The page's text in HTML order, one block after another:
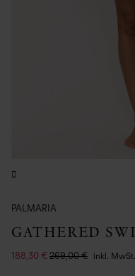
PALMARIA
GATHERED
188,30 € 269,00 € inkl. MwSt.